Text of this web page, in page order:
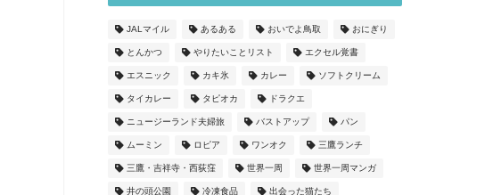
JALマイル あるある おいでよ鳥取 おにぎり
とんかつ やりたいことリスト エクセル覚書
エスニック カキ氷 カレー ソフトクリーム
タイカレー タピオカ ドラクエ
ニュージーランド夫婦旅 バストアップ パン
ムーミン ロピア ワンオク 三鷹ランチ
三鷹・吉祥寺・西荻窪 世界一周 世界一周マンガ
井の頭公園 冷凍食品 出会った猫たち